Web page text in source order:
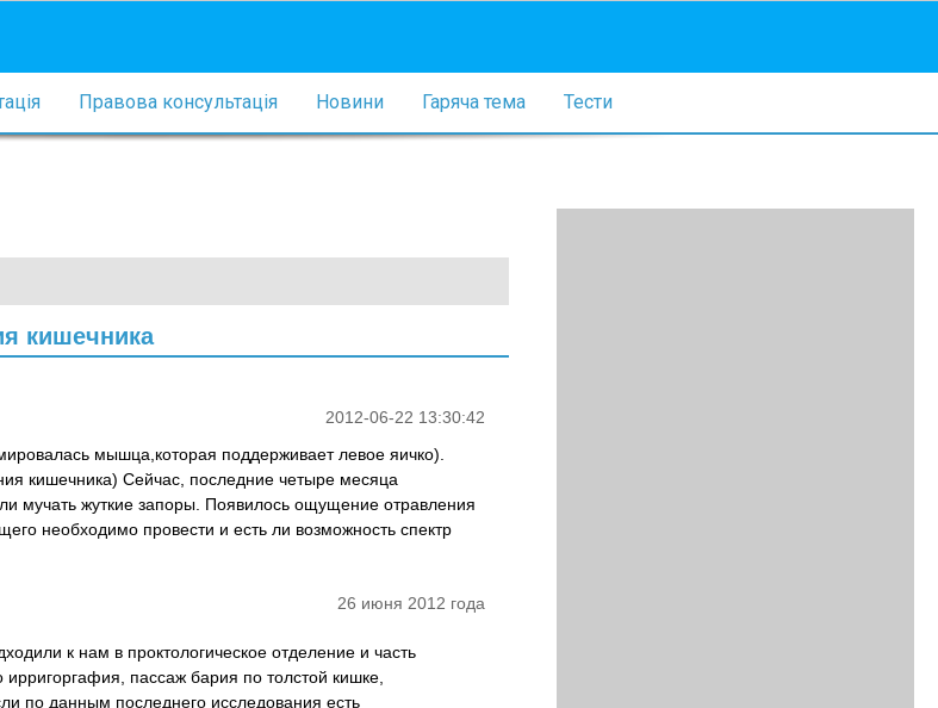
Правова консультація Новини Гаряча тема Тести
кишечника
2012-06-22 13:30:42
мышца,которая поддерживает левое яичко).
кишечника) Сейчас, последние четыре месяца
мучать жуткие запоры. Появилось ощущение отравления
необходимо провести и есть ли возможность спектр
26 июня 2012 года
к нам в проктологическое отделение и часть
пассаж бария по толстой кишке,
по данным последнего исследования есть